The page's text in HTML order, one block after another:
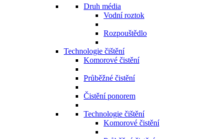
Druh média
Vodní roztok
Rozpouštědlo
Technologie čištění
Komorové čistění
Průběžné čistění
Čistění ponorem
Technologie čištění
Komorové čistění